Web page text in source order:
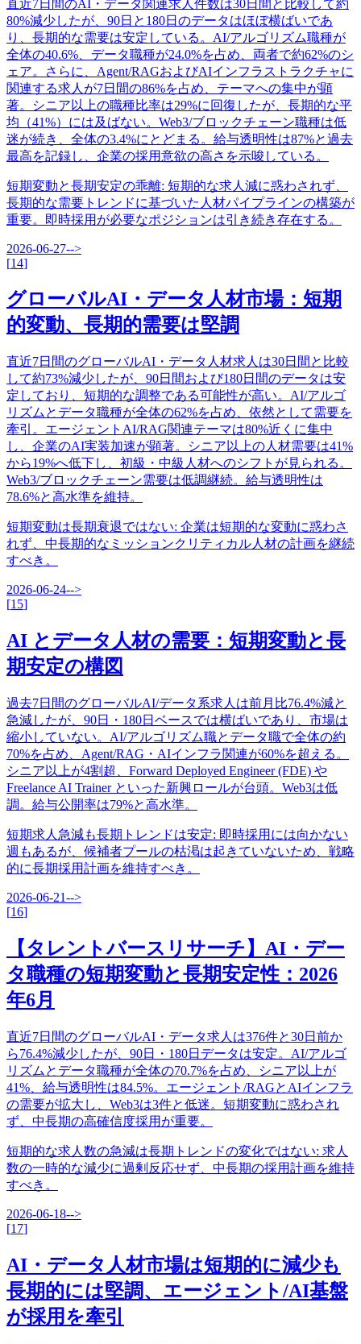
直近7日間のAI・データ関連求人件数は30日間と比較して約
80%減少したが、90日と180日のデータはほぼ横ばいであ
り、長期的な需要は安定している。AI/アルゴリズム職種が
全体の40.6%、データ職種が24.0%を占め、両者で約62%のシ
ェア。さらに、Agent/RAGおよびAIインフラストラクチャに
関連する求人が7日間の86%を占め、テーマへの集中が顕
著。シニア以上の職種比率は29%に回復したが、長期的な平
均（41%）には及ばない。Web3/ブロックチェーン職種は低
迷が続き、全体の3.4%にとどまる。給与透明性は87%と過去
最高を記録し、企業の採用意欲の高さを示唆している。
短期変動と長期安定の乖離: 短期的な求人減に惑わされず、
長期的な需要トレンドに基づいた人材パイプラインの構築が
重要。即時採用が必要なポジションは引き続き存在する。
2026-06-27-->
[14]
グローバルAI・データ人材市場：短期
的変動、長期的需要は堅調
直近7日間のグローバルAI・データ人材求人は30日間と比較
して約73%減少したが、90日間および180日間のデータは安
定しており、短期的な調整である可能性が高い。AI/アルゴ
リズムとデータ職種が全体の62%を占め、依然として需要を
牽引。エージェントAI/RAG関連テーマは80%近くに集中
し、企業のAI実装加速が顕著。シニア以上の人材需要は41%
から19%へ低下し、初級・中級人材へのシフトが見られる。
Web3/ブロックチェーン需要は低調継続。給与透明性は
78.6%と高水準を維持。
短期変動は長期衰退ではない: 企業は短期的な変動に惑わさ
れず、中長期的なミッションクリティカル人材の計画を継続
すべき。
2026-06-24-->
[15]
AI とデータ人材の需要：短期変動と長
期安定の構図
過去7日間のグローバルAI/データ系求人は前月比76.4%減と
急減したが、90日・180日ベースでは横ばいであり、市場は
縮小していない。AI/アルゴリズム職とデータ職で全体の約
70%を占め、Agent/RAG・AIインフラ関連が60%を超える。
シニア以上が4割超、Forward Deployed Engineer (FDE) や
Freelance AI Trainer といった新興ロールが台頭。Web3は低
調。給与公開率は79%と高水準。
短期求人急減も長期トレンドは安定: 即時採用には向かない
週もあるが、候補者プールの枯渇は起きていないため、戦略
的に長期採用計画を維持すべき。
2026-06-21-->
[16]
【タレントバースリサーチ】AI・デー
タ職種の短期変動と長期安定性：2026
年6月
直近7日間のグローバルAI・データ求人は376件と30日前か
ら76.4%減少したが、90日・180日データは安定。AI/アルゴ
リズムとデータ職種が全体の70.7%を占め、シニア以上が
41%、給与透明性は84.5%。エージェント/RAGとAIインフラ
の需要が拡大し、Web3は3件と低迷。短期変動に惑わされ
ず、中長期の高確信度採用が重要。
短期的な求人数の急減は長期トレンドの変化ではない: 求人
数の一時的な減少に過剰反応せず、中長期の採用計画を維持
すべき。
2026-06-18-->
[17]
AI・データ人材市場は短期的に減少も
長期的には堅調、エージェント/AI基盤
が採用を牽引